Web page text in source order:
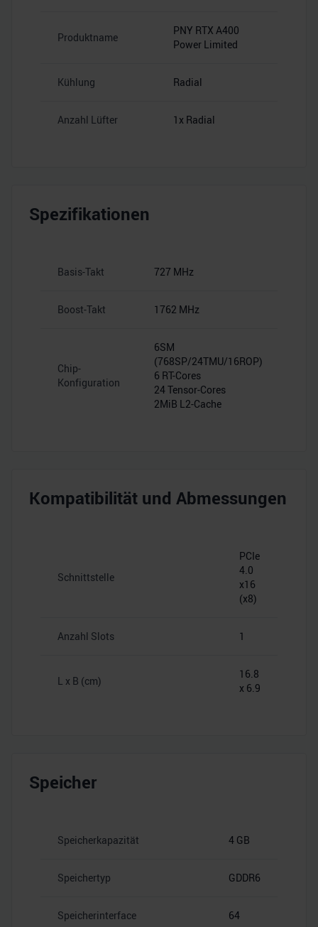
Produktname
PNY RTX A400
Power Limited
Kühlung Radial
Anzahl Lüfter 1x Radial
Spezifikationen
Basis-Takt 727 MHz
Boost-Takt 1762 MHz
Chip-
Konfiguration
6SM
(768SP/24TMU/16ROP)
6 RT-Cores
24 Tensor-Cores
2MiB L2-Cache
Kompatibilität und Abmessungen
Schnittstelle
PCIe
4.0
x16
(x8)
Anzahl Slots 1
L x B (cm)
16.8
x 6.9
Speicher
Speicherkapazität 4 GB
Speichertyp GDDR6
Speicherinterface 64